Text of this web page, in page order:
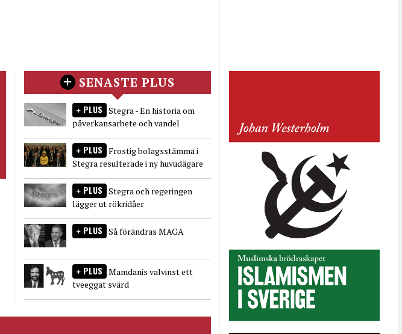
SENASTE PLUS
PLUS Stegra - En historia om
påverkansarbete och vandel
PLUS Frostig bolagsstämma i
Stegra resulterade i ny huvudägare
PLUS Stegra och regeringen
lägger ut rökridåer
PLUS Så förändras MAGA
PLUS Mamdanis valvinst ett
tveeggat svärd